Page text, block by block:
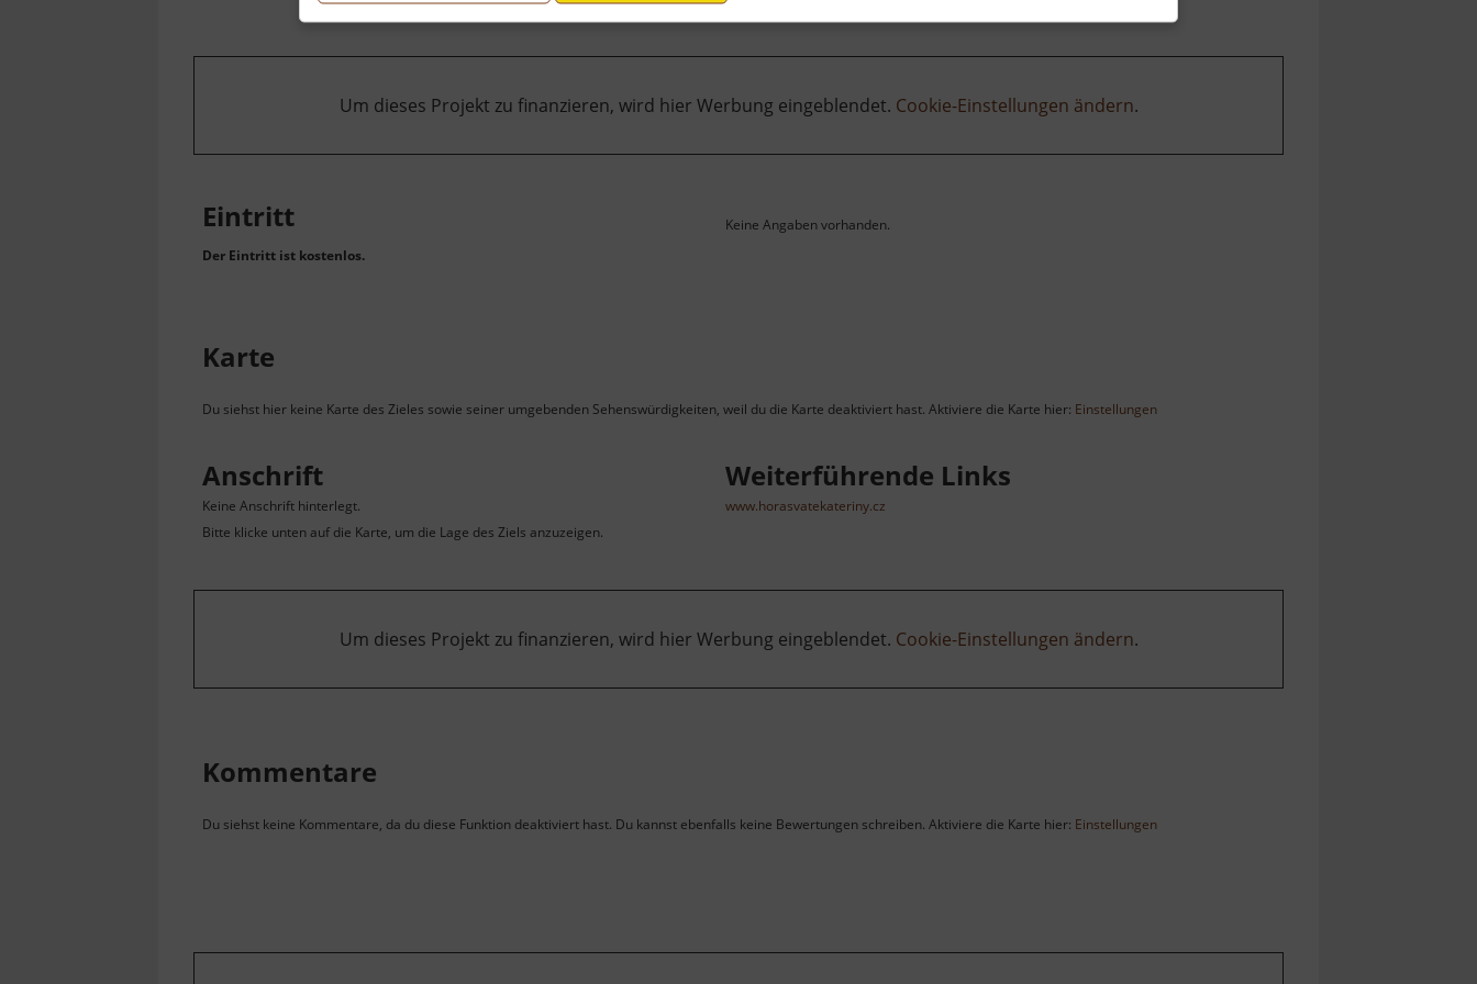
Um dieses Projekt zu finanzieren, wird hier Werbung eingeblendet. Cookie-Einstellungen ändern.
Eintritt
Der Eintritt ist kostenlos.
Keine Angaben vorhanden.
Karte
Du siehst hier keine Karte des Zieles sowie seiner umgebenden Sehenswürdigkeiten, weil du die Karte deaktiviert hast. Aktiviere die Karte hier: Einstellungen
Anschrift
Keine Anschrift hinterlegt.
Bitte klicke unten auf die Karte, um die Lage des Ziels anzuzeigen.
Weiterführende Links
www.horasvatekateriny.cz
Um dieses Projekt zu finanzieren, wird hier Werbung eingeblendet. Cookie-Einstellungen ändern.
Kommentare
Du siehst keine Kommentare, da du diese Funktion deaktiviert hast. Du kannst ebenfalls keine Bewertungen schreiben. Aktiviere die Karte hier: Einstellungen